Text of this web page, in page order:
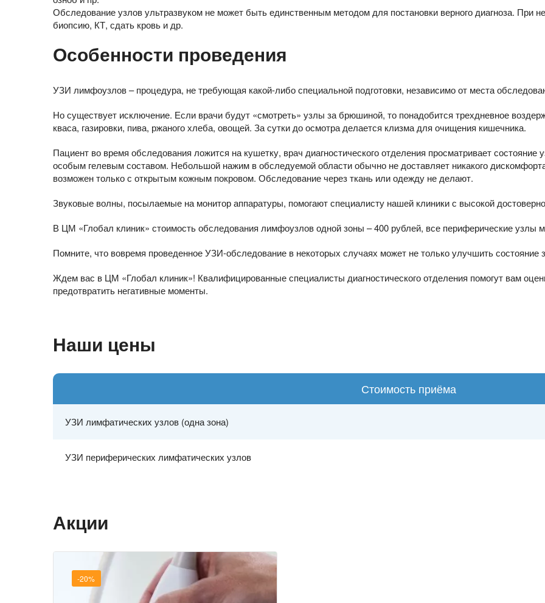
Обследование узлов ультразвуком не может быть единственным методом для постановки верного диагноза. При
биопсию, КТ, сдать кровь и др.
Особенности проведения
УЗИ лимфоузлов – процедура, не требующая какой-либо специальной подготовки, независимо от места
Но существует исключение. Если врачи будут «смотреть» узлы за брюшиной, то понадобится трехдневное
кваса, газировки, пива, ржаного хлеба, овощей. За сутки до осмотра делается клизма для очищения кишечника.
Пациент во время обследования ложится на кушетку, врач диагностического отделения просматривает состояние
особым гелевым составом. Небольшой нажим в обследуемой области обычно не доставляет никакого
возможен только с открытым кожным покровом. Обследование через ткань или одежду не делают.
Звуковые волны, посылаемые на монитор аппаратуры, помогают специалисту нашей клиники с высокой
В ЦМ «Глобал клиник» стоимость обследования лимфоузлов одной зоны – 400 рублей, все периферические узлы
Помните, что вовремя проведенное УЗИ-обследование в некоторых случаях может не только улучшить состояние
Ждем вас в ЦМ «Глобал клиник»! Квалифицированные специалисты диагностического отделения помогут вам
предотвратить негативные моменты.
Наши цены
Стоимость приёма
УЗИ лимфатических узлов (одна зона)
УЗИ периферических лимфатических узлов
Акции
-20%